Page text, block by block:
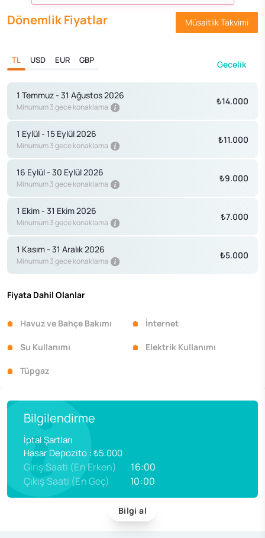
Dönemlik Fiyatlar Müsaitlik Takvimi
TL USD EUR GBP Gecelik
1 Temmuz - 31 Ağustos 2026
Minumum 3 gece konaklama
₺14.000
1 Eylül - 15 Eylül 2026
Minumum 3 gece konaklama
₺11.000
16 Eylül - 30 Eylül 2026
Minumum 3 gece konaklama
₺9.000
1 Ekim - 31 Ekim 2026
Minumum 3 gece konaklama
₺7.000
1 Kasım - 31 Aralık 2026
Minumum 3 gece konaklama
₺5.000
Fiyata Dahil Olanlar
Havuz ve Bahçe Bakımı İnternet
Su Kullanımı Elektrik Kullanımı
Tüpgaz
Bilgilendirme
İptal Şartları
Hasar Depozito :₺5.000
Giriş Saati (En Erken)
16:00
Çıkış Saati (En Geç)
10:00
Bilgi al